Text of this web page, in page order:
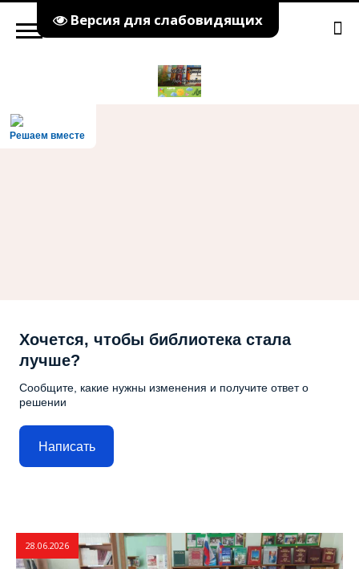
Версия для слабовидящих
Решаем вместе
Хочется, чтобы библиотека стала
лучше?
Сообщите, какие нужны изменения и получите ответ о
решении
Написать
28.06.2026